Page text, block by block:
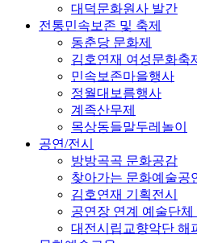
대덕문화원사 발간
전통민속보존 및 축제
동춘당 문화제
김호연재 여성문화축
민속보존마을행사
정월대보름행사
계족산무제
목상동들말두레놀이
공연/전시
방방곡곡 문화공감
찾아가는 문화예술공
김호연재 기획전시
공연장 연계 예술단
대전시립교향악단 해